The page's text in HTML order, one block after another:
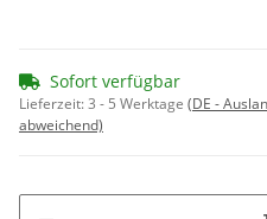
Sofort verfügbar
Lieferzeit:3 - 5 Werktage (DE -
abweichend)